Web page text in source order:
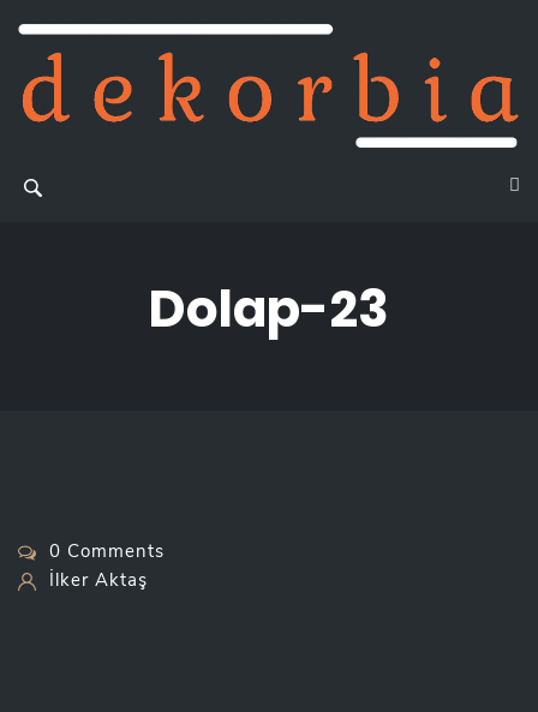
Dolap-23
0 Comments
İlker Aktaş